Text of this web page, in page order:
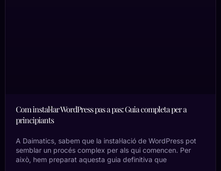
Com instal·lar WordPress pas a pas: Guia completa per a
principiants
A Daimatics, sabem que la instal·lació de WordPress pot
semblar un procés complex per als qui comencen. Per
això, hem preparat aquesta guia definitiva que